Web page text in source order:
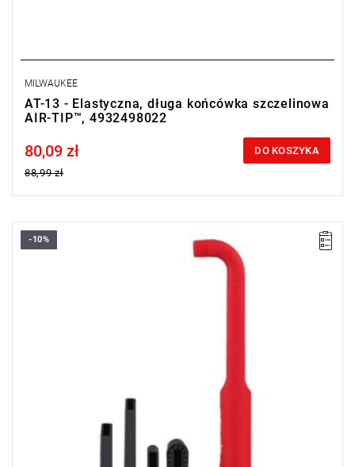
MILWAUKEE
AT-13 - Elastyczna, długa końcówka szczelinowa
AIR-TIP™, 4932498022
Price tax included
80,09 zł
88,99 zł
DO KOSZYKA
-10%